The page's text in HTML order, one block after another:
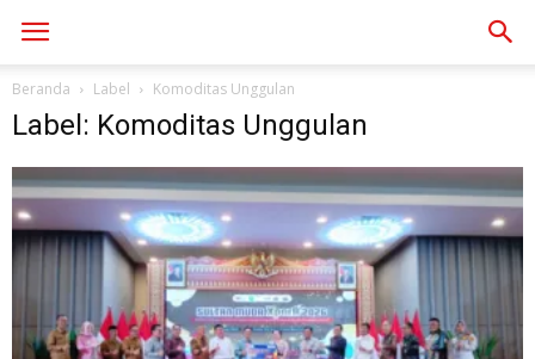
Beranda Label Komoditas Unggulan
Label: Komoditas Unggulan